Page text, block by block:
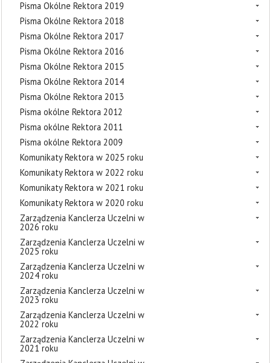
Pisma Okólne Rektora 2019
Pisma Okólne Rektora 2018
Pisma Okólne Rektora 2017
Pisma Okólne Rektora 2016
Pisma Okólne Rektora 2015
Pisma Okólne Rektora 2014
Pisma Okólne Rektora 2013
Pisma okólne Rektora 2012
Pisma okólne Rektora 2011
Pisma okólne Rektora 2009
Komunikaty Rektora w 2025 roku
Komunikaty Rektora w 2022 roku
Komunikaty Rektora w 2021 roku
Komunikaty Rektora w 2020 roku
Zarządzenia Kanclerza Uczelni w
2026 roku
Zarządzenia Kanclerza Uczelni w
2025 roku
Zarządzenia Kanclerza Uczelni w
2024 roku
Zarządzenia Kanclerza Uczelni w
2023 roku
Zarządzenia Kanclerza Uczelni w
2022 roku
Zarządzenia Kanclerza Uczelni w
2021 roku